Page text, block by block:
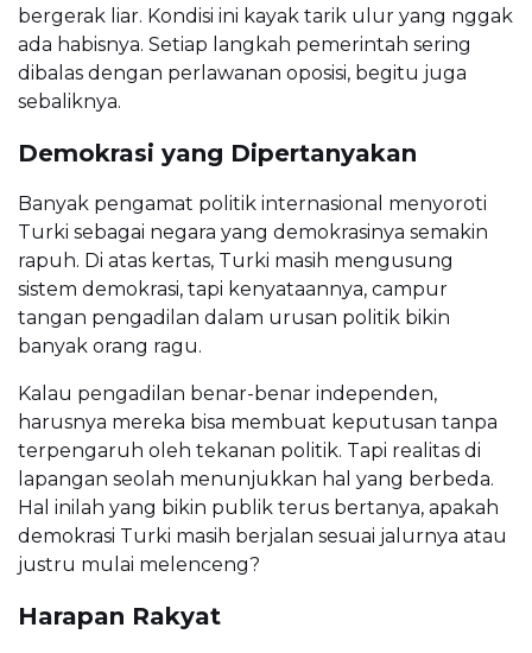
bergerak liar. Kondisi ini kayak tarik ulur yang nggak
ada habisnya. Setiap langkah pemerintah sering
dibalas dengan perlawanan oposisi, begitu juga
sebaliknya.
Demokrasi yang Dipertanyakan
Banyak pengamat politik internasional menyoroti
Turki sebagai negara yang demokrasinya semakin
rapuh. Di atas kertas, Turki masih mengusung
sistem demokrasi, tapi kenyataannya, campur
tangan pengadilan dalam urusan politik bikin
banyak orang ragu.
Kalau pengadilan benar-benar independen,
harusnya mereka bisa membuat keputusan tanpa
terpengaruh oleh tekanan politik. Tapi realitas di
lapangan seolah menunjukkan hal yang berbeda.
Hal inilah yang bikin publik terus bertanya, apakah
demokrasi Turki masih berjalan sesuai jalurnya atau
justru mulai melenceng?
Harapan Rakyat